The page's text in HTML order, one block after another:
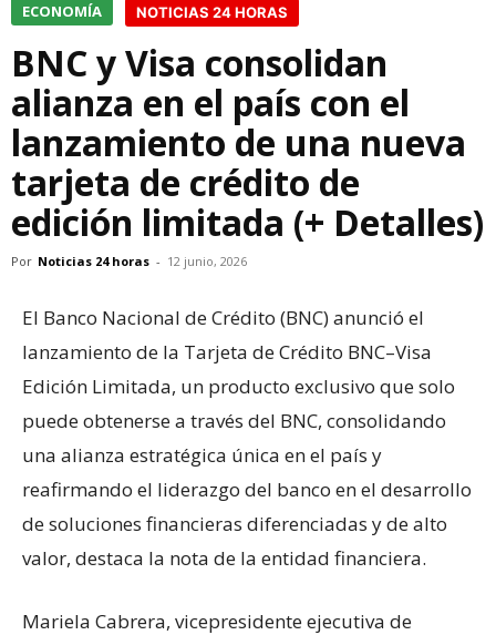
ECONOMÍA NOTICIAS 24 HORAS
BNC y Visa consolidan
alianza en el país con el
lanzamiento de una nueva
tarjeta de crédito de
edición limitada (+ Detalles)
Por Noticias 24 horas - 12 junio, 2026
El Banco Nacional de Crédito (BNC) anunció el
lanzamiento de la Tarjeta de Crédito BNC–Visa
Edición Limitada, un producto exclusivo que solo
puede obtenerse a través del BNC, consolidando
una alianza estratégica única en el país y
reafirmando el liderazgo del banco en el desarrollo
de soluciones financieras diferenciadas y de alto
valor, destaca la nota de la entidad financiera.
Mariela Cabrera, vicepresidente ejecutiva de